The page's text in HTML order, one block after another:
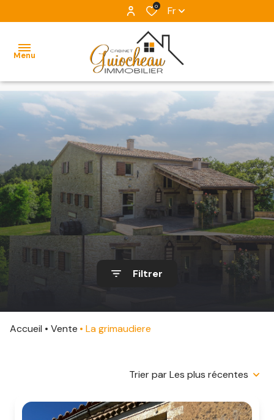
0 Fr
Menu
ACCUEIL
NOS
VENTES
ESTIMATION
ALERTE
E-MAIL
L'ÉQUIPE
Filtrer
Accueil Vente La grimaudiere
Trier par Les plus récentes